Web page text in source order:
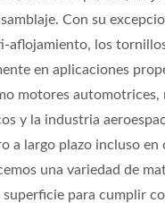
Con su
aflojamiento, los
en aplicaciones
motores automotrices,
y la industria
a largo plazo incluso en
una variedad de
para cumplir